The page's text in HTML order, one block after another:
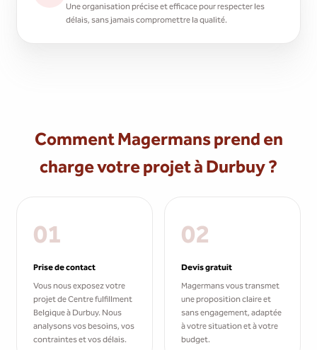
Une organisation précise et efficace pour respecter les
délais, sans jamais compromettre la qualité.
Comment Magermans prend en
charge votre projet à Durbuy ?
01
Prise de contact
Vous nous exposez votre
projet de Centre fulfillment
Belgique à Durbuy. Nous
analysons vos besoins, vos
contraintes et vos délais.
02
Devis gratuit
Magermans vous transmet
une proposition claire et
sans engagement, adaptée
à votre situation et à votre
budget.